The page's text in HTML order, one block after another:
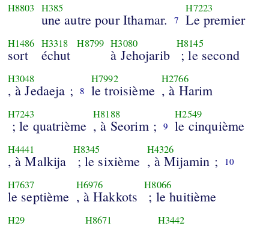
H8803 H385
une autre pour Ithamar. 7
H7223
Le premier
H1486
sort
H3318
échut
H8799 H3080
à Jehojarib
H8145
; le second
H3048
, à Jedaeja ; 8
H7992
le troisième
H2766
, à Harim
H7243
; le quatrième
H8188
, à Seorim ; 9
H2549
le cinquième
H4441
, à Malkija
H8345
; le sixième
H4326
, à Mijamin ; 10
H7637
le septième
H6976
, à Hakkots
H8066
; le huitième
H29 H8671 H3442